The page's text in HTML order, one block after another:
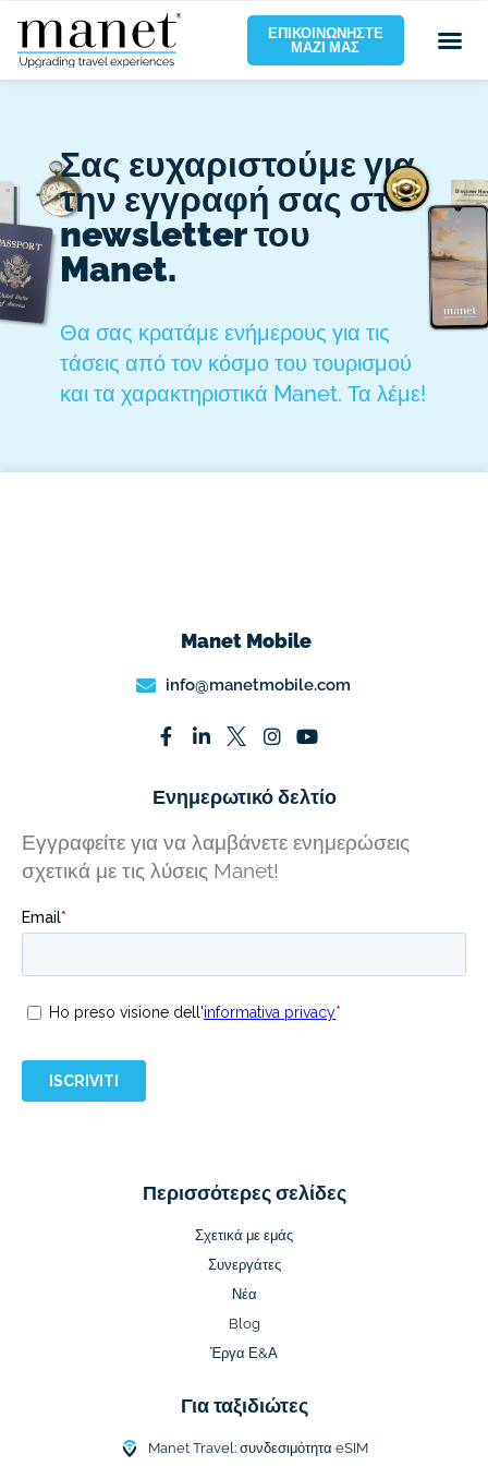
ΕΠΙΚΟΙΝΩΝΉΣΤΕ
ΜΑΖΊ ΜΑΣ
Σας ευχαριστούμε για
την εγγραφή σας στο
newsletter του
Manet.
Θα σας κρατάμε ενήμερους για τις
τάσεις από τον κόσμο του τουρισμού
και τα χαρακτηριστικά Manet. Τα λέμε!
Manet Mobile
info@manetmobile.com
Ενημερωτικό δελτίο
Εγγραφείτε για να λαμβάνετε ενημερώσεις
σχετικά με τις λύσεις Manet!
Περισσότερες σελίδες
Σχετικά με εμάς
Συνεργάτες
Νέα
Blog
Έργα Ε&Α
Για ταξιδιώτες
Manet Travel: συνδεσιμότητα eSIM